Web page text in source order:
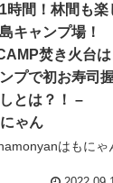
時間！林間も楽
キャンプ場！
焚き火台は
プで初お寿司
とは？！ –
ゃん
はもにゃ